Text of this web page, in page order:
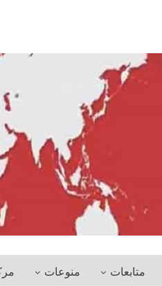
متابعات منوعات